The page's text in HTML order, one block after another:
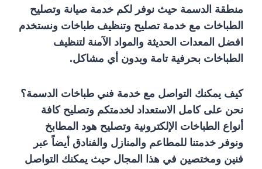
منطقة الدسمة حيث نوفر لكم خدمة صيانة وتصليح
الطباخات مع خدمة تصليح وتنظيف طباخات ونستخدم
افضل المعدات الحديثة والمواد الآمنة لتنظيف
الطباخات بحرفية تامة وبدون أي مشاكل.
كيف يمكنك التواصل مع خدمة فني طباخات الدسمة؟
نحن على كامل الاستعداد لخدمتكم وتصليح كافة
أنواع الطباخات الإلكترونية وتصليح هود المطابخ
ونوفر خدمتنا للمطاعم والمنازل والفنادق أيضاً عبر
فنين ومختصين في هذا المجال حيث يمكنك التواصل